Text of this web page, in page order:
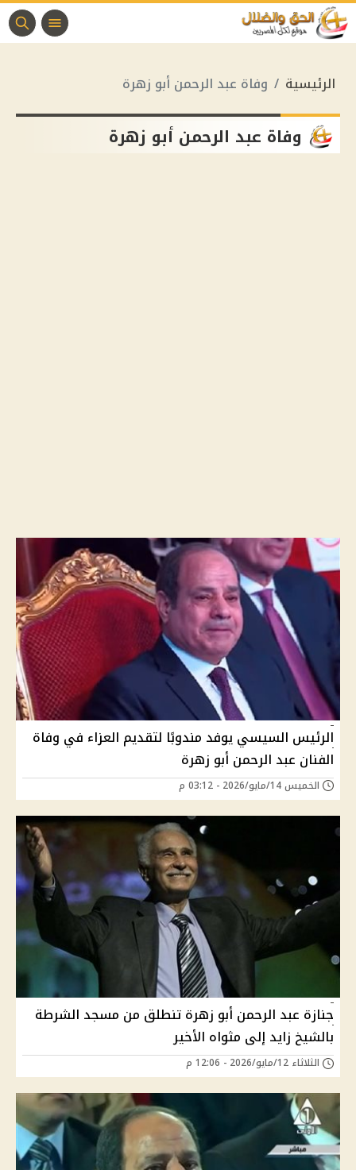
الرئيسية وفاة عبد الرحمن أبو زهرة
وفاة عبد الرحمن أبو زهرة
الرئيس السيسي يوفد مندوبًا لتقديم العزاء في وفاة
الفنان عبد الرحمن أبو زهرة
الخميس 14/مايو/2026 - 03:12 م
جنازة عبد الرحمن أبو زهرة تنطلق من مسجد الشرطة
بالشيخ زايد إلى مثواه الأخير
الثلاثاء 12/مايو/2026 - 12:06 م